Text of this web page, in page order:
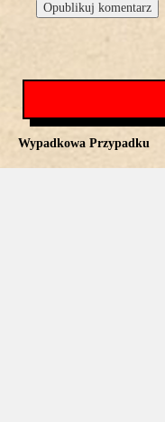
Wypadkowa Przypadku